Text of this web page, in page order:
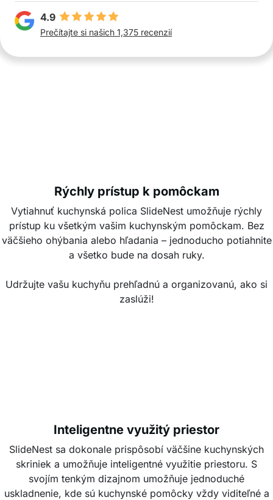
4.9
Prečítajte si našich 1,375 recenzií
Rýchly prístup k pomôckam
Vytiahnuť kuchynská polica SlideNest umožňuje rýchly
prístup ku všetkým vašim kuchynským pomôckam. Bez
väčšieho ohýbania alebo hľadania – jednoducho potiahnite
a všetko bude na dosah ruky.
Udržujte vašu kuchyňu prehľadnú a organizovanú, ako si
zaslúži!
Inteligentne využitý priestor
SlideNest sa dokonale prispôsobí väčšine kuchynských
skriniek a umožňuje inteligentné využitie priestoru. S
svojím tenkým dizajnom umožňuje jednoduché
uskladnenie, kde sú kuchynské pomôcky vždy viditeľné a